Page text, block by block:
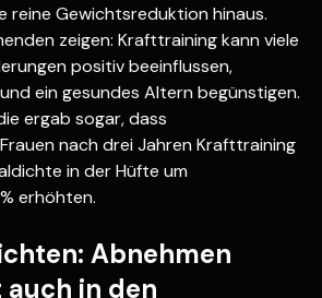
reine Gewichtsreduktion hinaus.
zeigen: Krafttraining kann viele
positiv beeinflussen,
ein gesundes Altern begünstigen.
ergab sogar, dass
nach drei Jahren Krafttraining
in der Hüfte um
erhöhten.
Abnehmen
in den